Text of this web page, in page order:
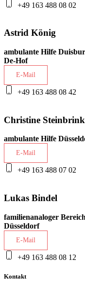
+49 163 488 08 02
Astrid König
ambulante Hilfe
De-Hof
E-Mail
+49 163 488 08 42
Christine Steinbrink
ambulante Hilfe
E-Mail
+49 163 488 07 02
Lukas Bindel
familienanaloger
Düsseldorf
E-Mail
+49 163 488 08 12
Kontakt